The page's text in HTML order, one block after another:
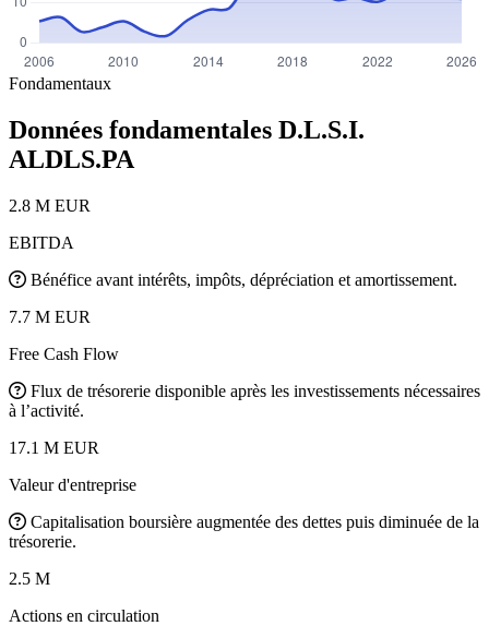
Fondamentaux
Données fondamentales D.L.S.I.
ALDLS.PA
2.8 M EUR
EBITDA
Bénéfice avant intérêts, impôts, dépréciation et amortissement.
7.7 M EUR
Free Cash Flow
Flux de trésorerie disponible après les investissements nécessaires
à l’activité.
17.1 M EUR
Valeur d'entreprise
Capitalisation boursière augmentée des dettes puis diminuée de la
trésorerie.
2.5 M
Actions en circulation